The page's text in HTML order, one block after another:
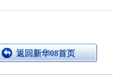
返回新华08首页